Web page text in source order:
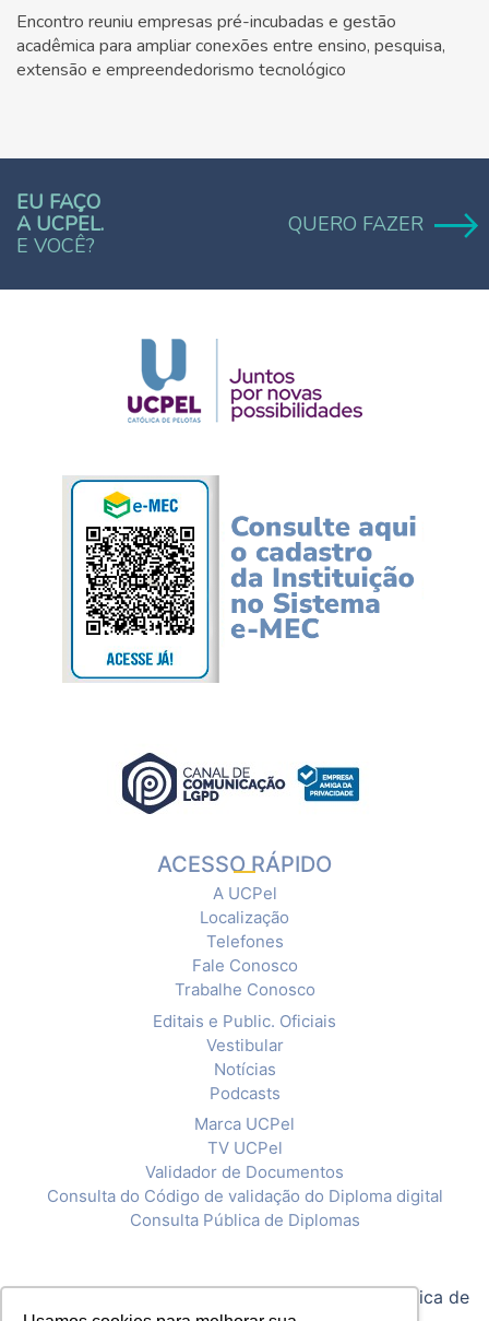
Encontro reuniu empresas pré-incubadas e gestão
acadêmica para ampliar conexões entre ensino, pesquisa,
extensão e empreendedorismo tecnológico
EU FAÇO
A UCPEL.
E VOCÊ?
QUERO FAZER
ACESSO RÁPIDO
A UCPel
Localização
Telefones
Fale Conosco
Trabalhe Conosco
Editais e Public. Oficiais
Vestibular
Notícias
Podcasts
Marca UCPel
TV UCPel
Validador de Documentos
Consulta do Código de validação do Diploma digital
Consulta Pública de Diplomas
Política de